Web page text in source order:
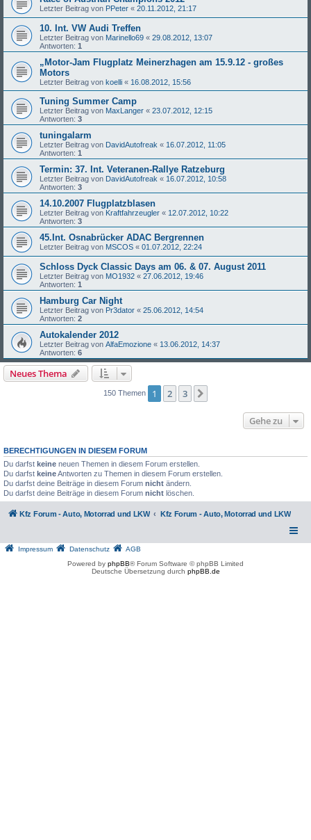
Letzter Beitrag von PPeter « 20.11.2012, 21:17
10. Int. VW Audi Treffen
Letzter Beitrag von Marinello69 « 29.08.2012, 13:07
Antworten: 1
„Motor-Jam Flugplatz Meinerzhagen am 15.9.12 - großes
Motors
Letzter Beitrag von koelli « 16.08.2012, 15:56
Tuning Summer Camp
Letzter Beitrag von MaxLanger « 23.07.2012, 12:15
Antworten: 3
tuningalarm
Letzter Beitrag von DavidAutofreak « 16.07.2012, 11:05
Antworten: 1
Termin: 37. Int. Veteranen-Rallye Ratzeburg
Letzter Beitrag von DavidAutofreak « 16.07.2012, 10:58
Antworten: 3
14.10.2007 Flugplatzblasen
Letzter Beitrag von Kraftfahrzeugler « 12.07.2012, 10:22
Antworten: 3
45.Int. Osnabrücker ADAC Bergrennen
Letzter Beitrag von MSCOS « 01.07.2012, 22:24
Schloss Dyck Classic Days am 06. & 07. August 2011
Letzter Beitrag von MO1932 « 27.06.2012, 19:46
Antworten: 1
Hamburg Car Night
Letzter Beitrag von Pr3dator « 25.06.2012, 14:54
Antworten: 2
Autokalender 2012
Letzter Beitrag von AlfaEmozione « 13.06.2012, 14:37
Antworten: 6
Neues Thema
150 Themen 1 2 3
Gehe zu
BERECHTIGUNGEN IN DIESEM FORUM
Du darfst keine neuen Themen in diesem Forum erstellen.
Du darfst keineAntworten zu Themen in diesem Forum erstellen.
Du darfst deine Beiträge in diesem Forum nicht ändern.
Du darfst deine Beiträge in diesem Forum nicht löschen.
Kfz Forum - Auto, Motorrad und LKW Kfz Forum - Auto, Motorrad und LKW
Impressum Datenschutz
AGB
Powered by phpBB® Forum Software © phpBB Limited
Deutsche Übersetzung durch phpBB.de